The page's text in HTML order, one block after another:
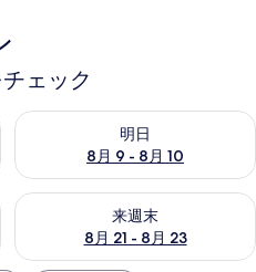
ェック
ェック
明日
8月 9 - 8月 10
明日 8月 9 - 8月 10 の空室状
をチェック
来週末
8月 21 - 8月 23
来週末 8月 21 - 8月 23 の空室